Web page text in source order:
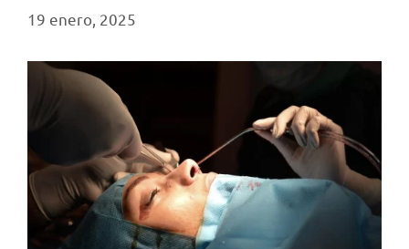
19 enero, 2025